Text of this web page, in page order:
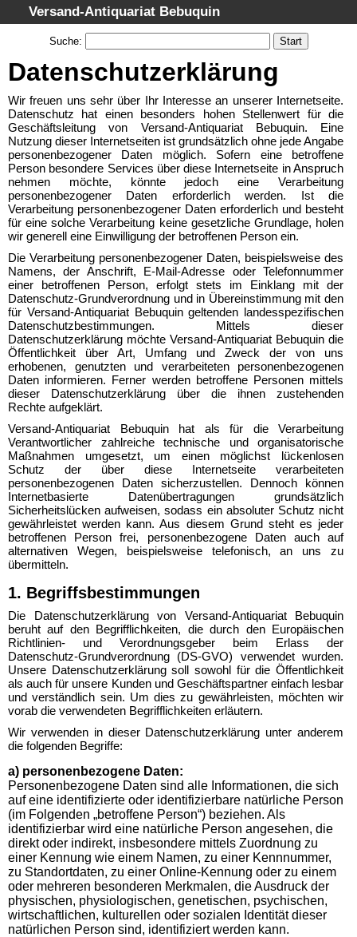
Versand-Antiquariat Bebuquin
Startseite
Suche
Schlagwörter
Gesamtbestand
Warenkorb
AGB
Widerruf
Datenschutz
Impressum
Suche:
Datenschutzerklärung
Wir freuen uns sehr über Ihr Interesse an unserer Internetseite.
Datenschutz hat einen besonders hohen Stellenwert für die
Geschäftsleitung von Versand-Antiquariat Bebuquin. Eine
Nutzung dieser Internetseiten ist grundsätzlich ohne jede Angabe
personenbezogener Daten möglich. Sofern eine betroffene
Person besondere Services über diese Internetseite in Anspruch
nehmen möchte, könnte jedoch eine Verarbeitung
personenbezogener Daten erforderlich werden. Ist die
Verarbeitung personenbezogener Daten erforderlich und besteht
für eine solche Verarbeitung keine gesetzliche Grundlage, holen
wir generell eine Einwilligung der betroffenen Person ein.
Die Verarbeitung personenbezogener Daten, beispielsweise des
Namens, der Anschrift, E-Mail-Adresse oder Telefonnummer
einer betroffenen Person, erfolgt stets im Einklang mit der
Datenschutz-Grundverordnung und in Übereinstimmung mit den
für Versand-Antiquariat Bebuquin geltenden landesspezifischen
Datenschutzbestimmungen. Mittels dieser
Datenschutzerklärung möchte Versand-Antiquariat Bebuquin die
Öffentlichkeit über Art, Umfang und Zweck der von uns
erhobenen, genutzten und verarbeiteten personenbezogenen
Daten informieren. Ferner werden betroffene Personen mittels
dieser Datenschutzerklärung über die ihnen zustehenden
Rechte aufgeklärt.
Versand-Antiquariat Bebuquin hat als für die Verarbeitung
Verantwortlicher zahlreiche technische und organisatorische
Maßnahmen umgesetzt, um einen möglichst lückenlosen
Schutz der über diese Internetseite verarbeiteten
personenbezogenen Daten sicherzustellen. Dennoch können
Internetbasierte Datenübertragungen grundsätzlich
Sicherheitslücken aufweisen, sodass ein absoluter Schutz nicht
gewährleistet werden kann. Aus diesem Grund steht es jeder
betroffenen Person frei, personenbezogene Daten auch auf
alternativen Wegen, beispielsweise telefonisch, an uns zu
übermitteln.
1. Begriffsbestimmungen
Die Datenschutzerklärung von Versand-Antiquariat Bebuquin
beruht auf den Begrifflichkeiten, die durch den Europäischen
Richtlinien- und Verordnungsgeber beim Erlass der
Datenschutz-Grundverordnung (DS-GVO) verwendet wurden.
Unsere Datenschutzerklärung soll sowohl für die Öffentlichkeit
als auch für unsere Kunden und Geschäftspartner einfach lesbar
und verständlich sein. Um dies zu gewährleisten, möchten wir
vorab die verwendeten Begrifflichkeiten erläutern.
Wir verwenden in dieser Datenschutzerklärung unter anderem
die folgenden Begriffe:
a) personenbezogene Daten:
Personenbezogene Daten sind alle Informationen, die sich
auf eine identifizierte oder identifizierbare natürliche Person
(im Folgenden „betroffene Person“) beziehen. Als
identifizierbar wird eine natürliche Person angesehen, die
direkt oder indirekt, insbesondere mittels Zuordnung zu
einer Kennung wie einem Namen, zu einer Kennnummer,
zu Standortdaten, zu einer Online-Kennung oder zu einem
oder mehreren besonderen Merkmalen, die Ausdruck der
physischen, physiologischen, genetischen, psychischen,
wirtschaftlichen, kulturellen oder sozialen Identität dieser
natürlichen Person sind, identifiziert werden kann.